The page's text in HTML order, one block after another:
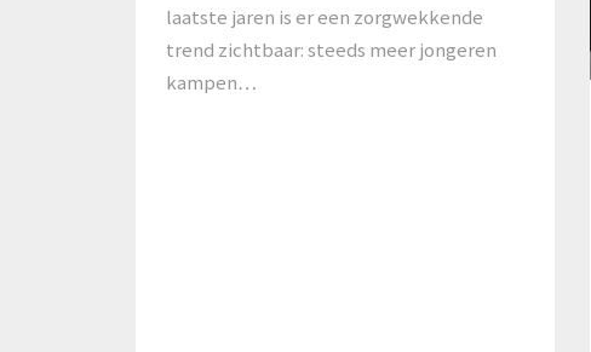
laatste jaren is er een zorgwekkende
trend zichtbaar: steeds meer jongeren
kampen…